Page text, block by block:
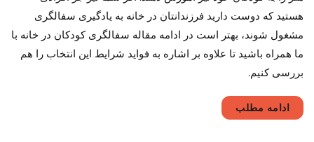
کودکان
در
خانه
چیست؟
هستید که دوست دارید فرزندانتان در خانه به یادگیری سفالگری
مشغول شوند، بهتر است در ادامه مقاله سفالگری کودکان در خانه با
ما همراه باشید تا علاوه بر اشاره به فواید شرایط این انتخاب را هم
بررسی کنیم.
ادامه مطلب